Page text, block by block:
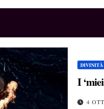
DIVINITÀ
I
4